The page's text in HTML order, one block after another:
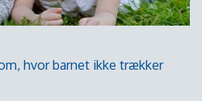
hvor barnet ikke trækker